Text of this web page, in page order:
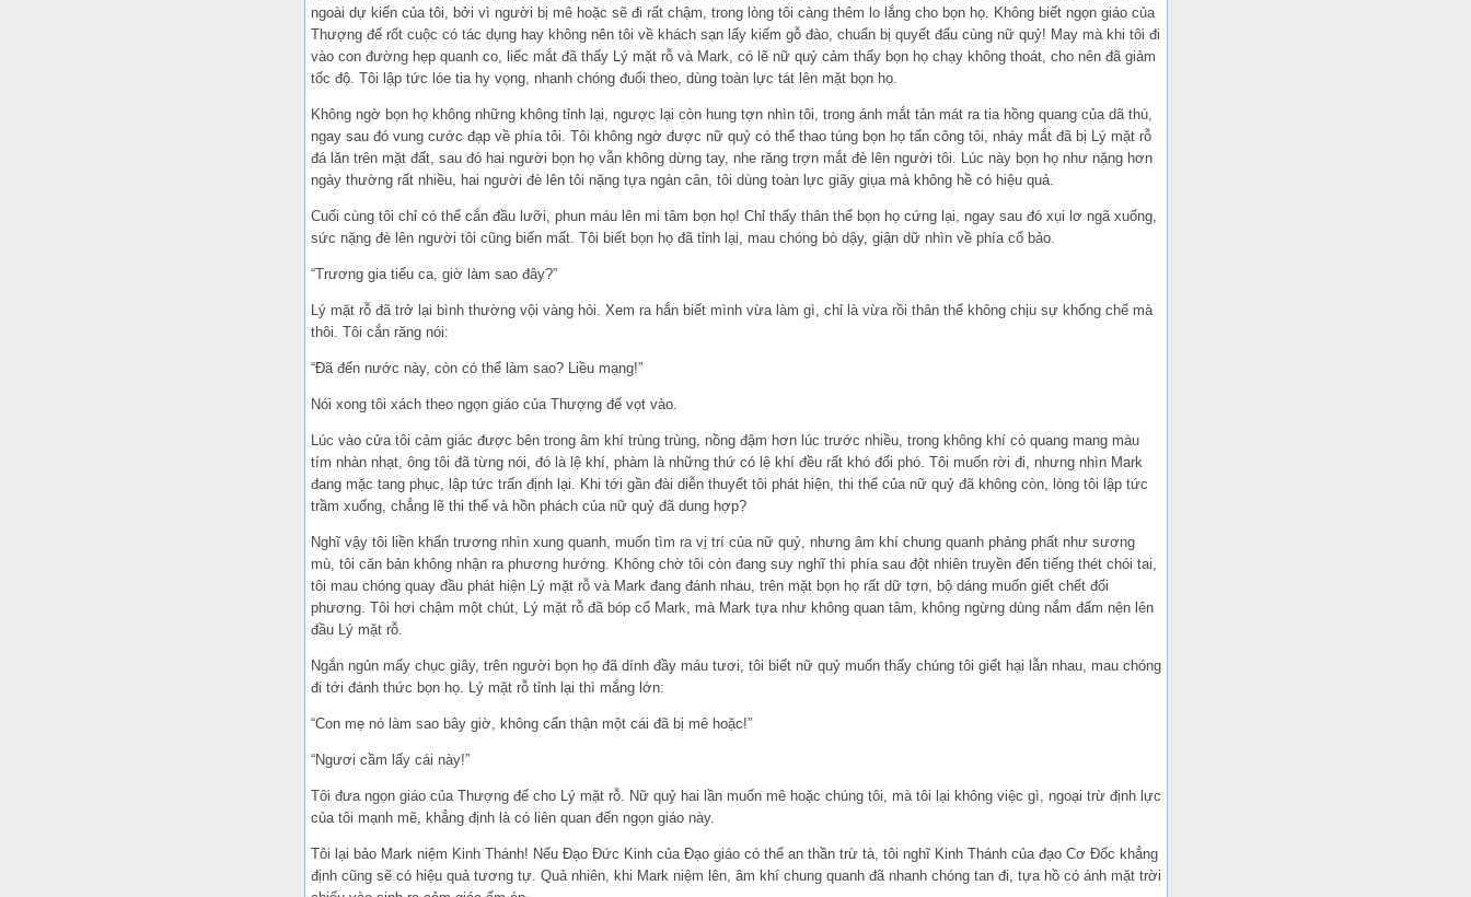
ngoài dự kiến của tôi, bởi vì người bị mê hoặc sẽ đi rất chậm, trong lòng tôi càng thêm lo lắng cho bọn họ. Không biết ngọn giáo của
Thượng đế rốt cuộc có tác dụng hay không nên tôi về khách sạn lấy kiếm gỗ đào, chuẩn bị quyết đấu cùng nữ quỷ! May mà khi tôi đi
vào con đường hẹp quanh co, liếc mắt đã thấy Lý mặt rỗ và Mark, có lẽ nữ quỷ cảm thấy bọn họ chạy không thoát, cho nên đã giảm
tốc độ. Tôi lập tức lóe tia hy vọng, nhanh chóng đuổi theo, dùng toàn lực tát lên mặt bọn họ.
Không ngờ bọn họ không những không tỉnh lại, ngược lại còn hung tợn nhìn tôi, trong ánh mắt tản mát ra tia hồng quang của dã thú,
ngay sau đó vung cước đạp về phía tôi. Tôi không ngờ được nữ quỷ có thể thao túng bọn họ tấn công tôi, nháy mắt đã bị Lý mặt rỗ
đá lăn trên mặt đất, sau đó hai người bọn họ vẫn không dừng tay, nhe răng trợn mắt đè lên người tôi. Lúc này bọn họ như nặng hơn
ngày thường rất nhiều, hai người đè lên tôi nặng tựa ngàn cân, tôi dùng toàn lực giãy giụa mà không hề có hiệu quả.
Cuối cùng tôi chỉ có thể cắn đầu lưỡi, phun máu lên mi tâm bọn họ! Chỉ thấy thân thể bọn họ cứng lại, ngay sau đó xụi lơ ngã xuống,
sức nặng đè lên người tôi cũng biến mất. Tôi biết bọn họ đã tỉnh lại, mau chóng bò dậy, giận dữ nhìn về phía cổ bảo.
“Trương gia tiểu ca, giờ làm sao đây?”
Lý mặt rỗ đã trở lại bình thường vội vàng hỏi. Xem ra hắn biết mình vừa làm gì, chỉ là vừa rồi thân thể không chịu sự khống chế mà
thôi. Tôi cắn răng nói:
“Đã đến nước này, còn có thể làm sao? Liều mạng!”
Nói xong tôi xách theo ngọn giáo của Thượng đế vọt vào.
Lúc vào cửa tôi cảm giác được bên trong âm khí trùng trùng, nồng đậm hơn lúc trước nhiều, trong không khí có quang mang màu
tím nhàn nhạt, ông tôi đã từng nói, đó là lệ khí, phàm là những thứ có lệ khí đều rất khó đối phó. Tôi muốn rời đi, nhưng nhìn Mark
đang mặc tang phục, lập tức trấn định lại. Khi tới gần đài diễn thuyết tôi phát hiện, thi thể của nữ quỷ đã không còn, lòng tôi lập tức
trầm xuống, chẳng lẽ thi thể và hồn phách của nữ quỷ đã dung hợp?
Nghĩ vậy tôi liền khẩn trương nhìn xung quanh, muốn tìm ra vị trí của nữ quỷ, nhưng âm khí chung quanh phảng phất như sương
mù, tôi căn bản không nhận ra phương hướng. Không chờ tôi còn đang suy nghĩ thì phía sau đột nhiên truyền đến tiếng thét chói tai,
tôi mau chóng quay đầu phát hiện Lý mặt rỗ và Mark đang đánh nhau, trên mặt bọn họ rất dữ tợn, bộ dáng muốn giết chết đối
phương. Tôi hơi chậm một chút, Lý mặt rỗ đã bóp cổ Mark, mà Mark tựa như không quan tâm, không ngừng dùng nắm đấm nện lên
đầu Lý mặt rỗ.
Ngắn ngủn mấy chục giây, trên người bọn họ đã dính đầy máu tươi, tôi biết nữ quỷ muốn thấy chúng tôi giết hại lẫn nhau, mau chóng
đi tới đánh thức bọn họ. Lý mặt rỗ tỉnh lại thì mắng lớn:
“Con mẹ nó làm sao bây giờ, không cẩn thận một cái đã bị mê hoặc!”
“Ngươi cầm lấy cái này!”
Tôi đưa ngọn giáo của Thượng đế cho Lý mặt rỗ. Nữ quỷ hai lần muốn mê hoặc chúng tôi, mà tôi lại không việc gì, ngoại trừ định lực
của tôi mạnh mẽ, khẳng định là có liên quan đến ngọn giáo này.
Tôi lại bảo Mark niệm Kinh Thánh! Nếu Đạo Đức Kinh của Đạo giáo có thể an thần trừ tà, tôi nghĩ Kinh Thánh của đạo Cơ Đốc khẳng
định cũng sẽ có hiệu quả tương tự. Quả nhiên, khi Mark niệm lên, âm khí chung quanh đã nhanh chóng tan đi, tựa hồ có ánh mặt trời